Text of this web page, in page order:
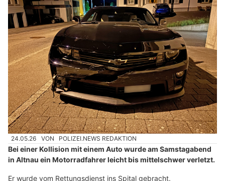
24.05.26 VON POLIZEI.NEWS REDAKTION
Bei einer Kollision mit einem Auto wurde am Samstagabend
in Altnau ein Motorradfahrer leicht bis mittelschwer verletzt.
Er wurde vom Rettungsdienst ins Spital gebracht.